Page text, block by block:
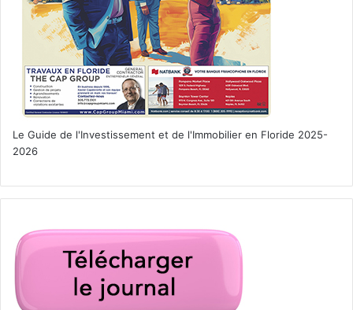
Le Guide de l'Investissement et de l'Immobilier en Floride 2025-
2026